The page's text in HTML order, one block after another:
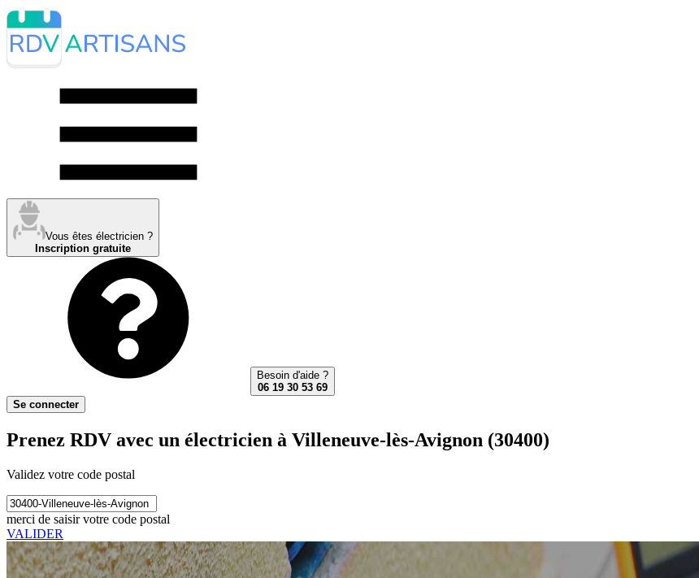
Vous êtes électricien ?
Inscription gratuite
Besoin d'aide ?
06 19 30 53 69
Se connecter
Prenez RDV avec un électricien à Villeneuve-lès-Avignon (30400)
Validez votre code postal
merci de saisir votre code postal
VALIDER